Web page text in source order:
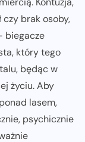
czy brak osoby,
biegacze
który tego
będąc w
życiu. Aby
lasem,
psychicznie